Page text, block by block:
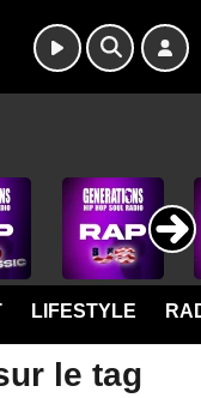
LIFESTYLE
le tag